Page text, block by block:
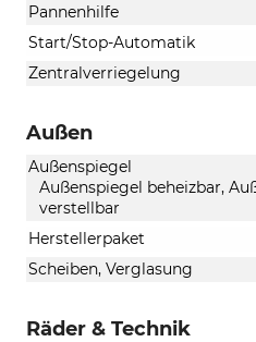
Pannenhilfe
Start/Stop-Automatik
Zentralverriegelung
Außen
Außenspiegel
Außenspiegel beheizbar,
verstellbar
Herstellerpaket
Scheiben, Verglasung
Räder & Technik